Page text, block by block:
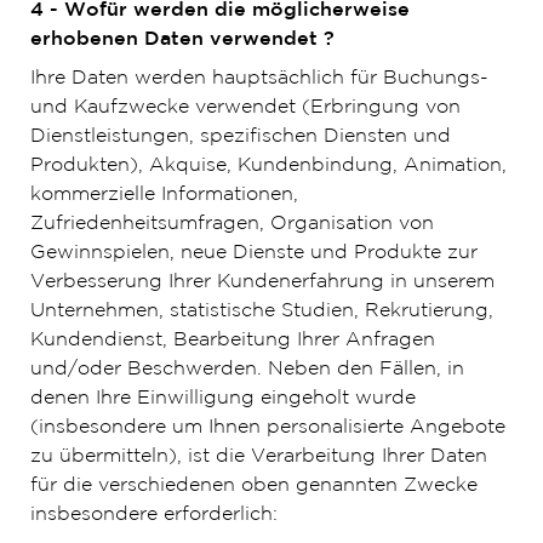
4 - Wofür werden die möglicherweise
erhobenen Daten verwendet ?
Ihre Daten werden hauptsächlich für Buchungs-
und Kaufzwecke verwendet (Erbringung von
Dienstleistungen, spezifischen Diensten und
Produkten), Akquise, Kundenbindung, Animation,
kommerzielle Informationen,
Zufriedenheitsumfragen, Organisation von
Gewinnspielen, neue Dienste und Produkte zur
Verbesserung Ihrer Kundenerfahrung in unserem
Unternehmen, statistische Studien, Rekrutierung,
Kundendienst, Bearbeitung Ihrer Anfragen
und/oder Beschwerden. Neben den Fällen, in
denen Ihre Einwilligung eingeholt wurde
(insbesondere um Ihnen personalisierte Angebote
zu übermitteln), ist die Verarbeitung Ihrer Daten
für die verschiedenen oben genannten Zwecke
insbesondere erforderlich: